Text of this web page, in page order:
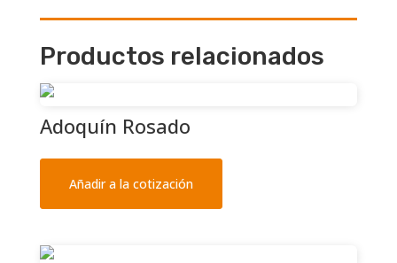
Productos relacionados
Adoquín Rosado
Añadir a la cotización